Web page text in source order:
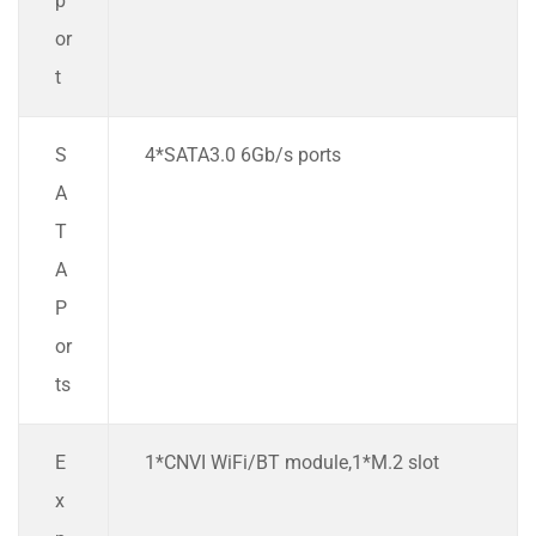
or
t
S
A
T
A
P
or
ts
4*SATA3.0 6Gb/s ports
E
x
1*CNVI WiFi/BT module,1*M.2 slot